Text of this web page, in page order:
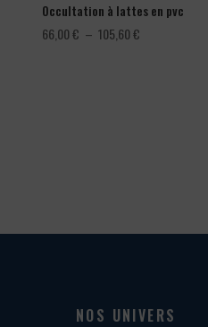
Occultation à lattes en pvc
66,00€ – 105,60€Plage
NOS UNIVERS